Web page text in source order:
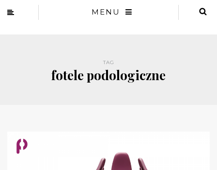
MENU
TAG
fotele podologiczne